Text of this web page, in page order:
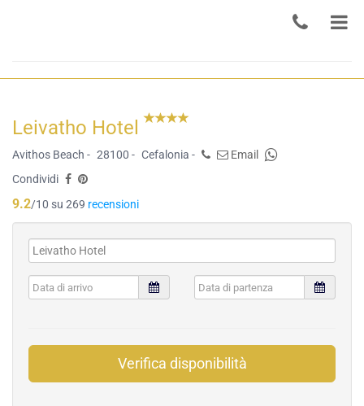
Leivatho Hotel
Avithos Beach - 28100 - Cefalonia -
Email
Condividi
9.2/10 su 269 recensioni
Verifica disponibilità